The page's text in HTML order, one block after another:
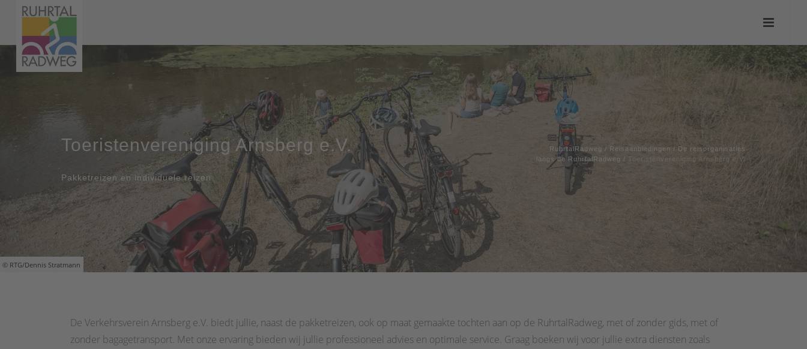
© RTG/Dennis Stratmann
Toeristenvereniging Arnsberg e.V.
Pakketreizen en individuele reizen
RuhrtalRadweg / Reisaanbiedingen / De reisorganisaties
langs de RuhrtalRadweg / Toeristenvereniging Arnsberg e.V.
De Verkehrsverein Arnsberg e.V. biedt jullie, naast de pakketreizen, ook op maat gemaakte tochten aan op de RuhrtalRadweg, met of zonder gids, met of
zonder bagagetransport. Met onze ervaring bieden wij jullie professioneel advies en optimale service. Graag boeken wij voor jullie extra diensten zoals